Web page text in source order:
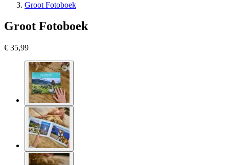
Groot Fotoboek
Groot Fotoboek
€ 35,99